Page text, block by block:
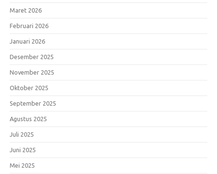
Maret 2026
Februari 2026
Januari 2026
Desember 2025
November 2025
Oktober 2025
September 2025
Agustus 2025
Juli 2025
Juni 2025
Mei 2025